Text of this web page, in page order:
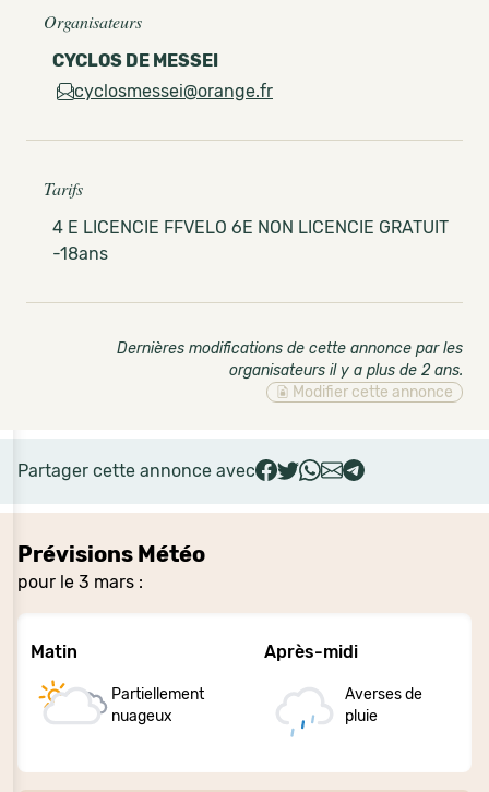
Prévisions Météo
pour le 3 mars :
Matin
Partiellement
nuageux
Après-midi
Averses de
pluie
Organisateurs
CYCLOS DE MESSEI
cyclosmessei@orange.fr
Tarifs
4 E LICENCIE FFVELO 6E NON LICENCIE GRATUIT
-18ans
Dernières modifications de cette annonce par les
organisateurs il y a plus de 2 ans.
Modifier cette annonce
Partager cette annonce avec